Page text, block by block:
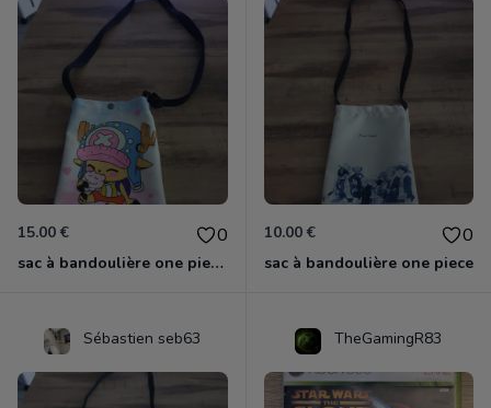
15.00 € 0
sac à bandoulière one piece chopper
10.00 € 0
sac à bandoulière one piece
Sébastien seb63 TheGamingR83